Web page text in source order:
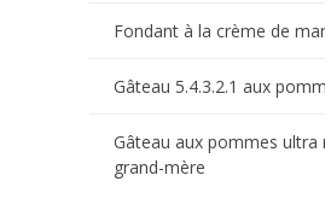
Fondant à la crème de
Gâteau 5.4.3.2.1 aux
Gâteau aux pommes ultra
grand-mère